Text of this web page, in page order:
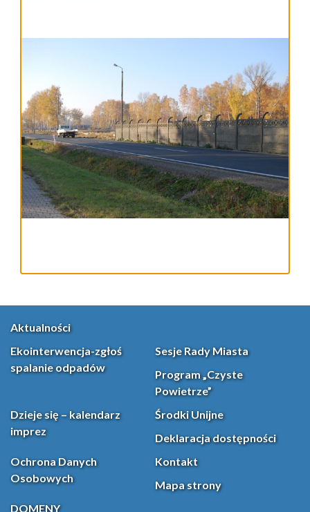
Aktualności
Ekointerwencja-zgłoś
spalanie odpadów
Sesje Rady Miasta
Program „Czyste
Powietrze”
Dzieje się – kalendarz
imprez
Środki Unijne
Deklaracja dostępności
Ochrona Danych
Osobowych
Kontakt
Mapa strony
DOMENY